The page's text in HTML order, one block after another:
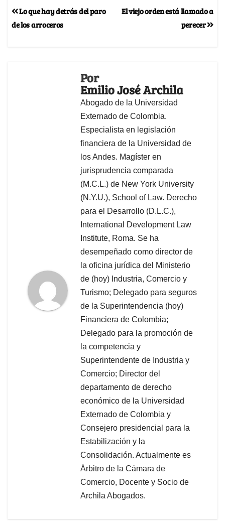
El viejo orden está llamado a
perecer
Lo que hay detrás del paro
de los arroceros
Por
Emilio José Archila
Abogado de la Universidad
Externado de Colombia.
Especialista en legislación
financiera de la Universidad de
los Andes. Magíster en
jurisprudencia comparada
(M.C.L.) de New York University
(N.Y.U.), School of Law. Derecho
para el Desarrollo (D.L.C.),
International Development Law
Institute, Roma. Se ha
desempeñado como director de
la oficina jurídica del Ministerio
de (hoy) Industria, Comercio y
Turismo; Delegado para seguros
de la Superintendencia (hoy)
Financiera de Colombia;
Delegado para la promoción de
la competencia y
Superintendente de Industria y
Comercio; Director del
departamento de derecho
económico de la Universidad
Externado de Colombia y
Consejero presidencial para la
Estabilización y la
Consolidación. Actualmente es
Árbitro de la Cámara de
Comercio, Docente y Socio de
Archila Abogados.